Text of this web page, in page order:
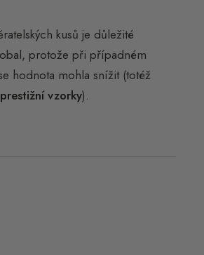
kusů je důležité
protože při případném
hodnota mohla snížit (totéž
prestižní vzorky).